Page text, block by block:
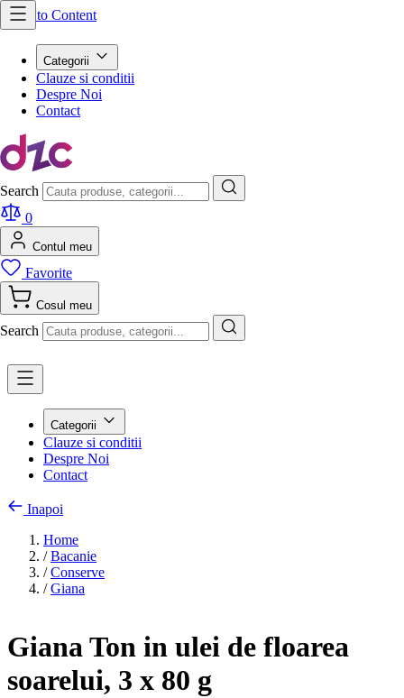
Skip to Content
Categorii
Clauze si conditii
Despre Noi
Contact
Search
0
Contul meu
Favorite
Cosul meu
Search
Categorii
Clauze si conditii
Despre Noi
Contact
Inapoi
Home
/ Bacanie
/ Conserve
/ Giana
Giana Ton in ulei de floarea
soarelui, 3 x 80 g